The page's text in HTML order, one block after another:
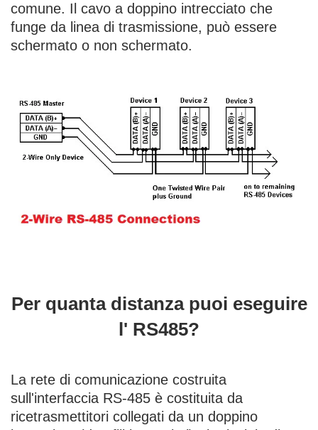
comune. Il cavo a doppino intrecciato che
funge da linea di trasmissione, può essere
schermato o non schermato.
Per quanta distanza puoi eseguire
l' RS485?
La rete di comunicazione costruita
sull'interfaccia RS-485 è costituita da
ricetrasmettitori collegati da un doppino